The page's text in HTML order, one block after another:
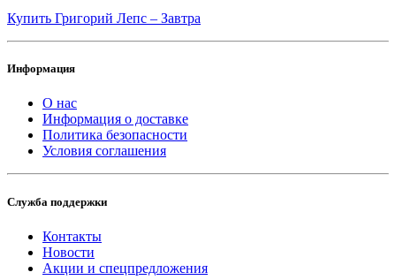
Купить Григорий Лепс – Завтра
Информация
О нас
Информация о доставке
Политика безопасности
Условия соглашения
Служба поддержки
Контакты
Новости
Акции и спецпредложения